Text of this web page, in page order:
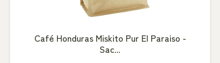
Café Honduras Miskito Pur El Paraiso -
Sac...